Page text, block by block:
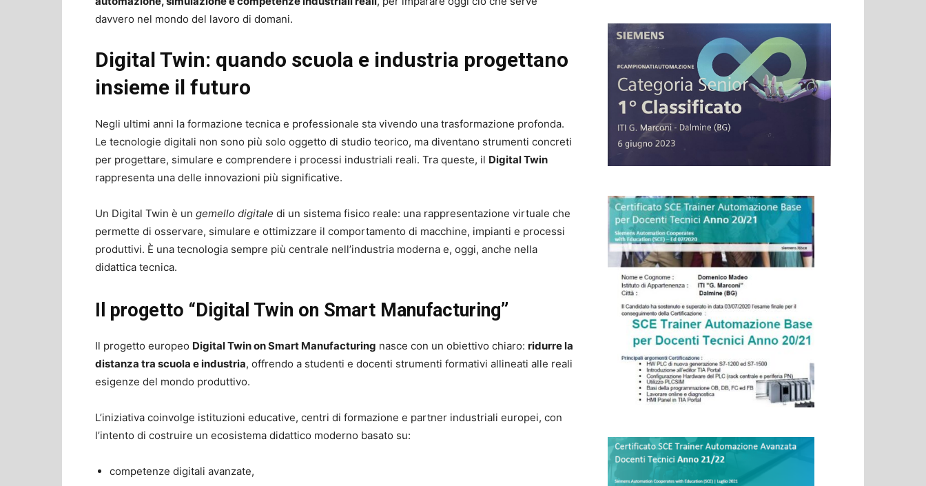
davvero nel mondo del lavoro di domani.
Digital Twin: quando scuola e industria progettano
insieme il futuro
Negli ultimi anni la formazione tecnica e professionale sta vivendo una trasformazione profonda.
Le tecnologie digitali non sono più solo oggetto di studio teorico, ma diventano strumenti concreti
per progettare, simulare e comprendere i processi industriali reali. Tra queste, il Digital Twin
rappresenta una delle innovazioni più significative.
Un Digital Twin è un gemello digitale di un sistema fisico reale: una rappresentazione virtuale che
permette di osservare, simulare e ottimizzare il comportamento di macchine, impianti e processi
produttivi. È una tecnologia sempre più centrale nell’industria moderna e, oggi, anche nella
didattica tecnica.
Il progetto “Digital Twin on Smart Manufacturing”
Il progetto europeo Digital Twin on Smart Manufacturing nasce con un obiettivo chiaro: ridurre la
distanza tra scuola e industria, offrendo a studenti e docenti strumenti formativi allineati alle reali
esigenze del mondo produttivo.
L’iniziativa coinvolge istituzioni educative, centri di formazione e partner industriali europei, con
l’intento di costruire un ecosistema didattico moderno basato su:
competenze digitali avanzate,